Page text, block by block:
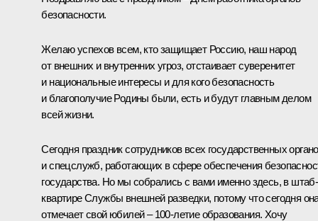
безопасности.
Желаю успехов всем, кто защищает Россию, наш народ
от внешних и внутренних угроз, отстаивает суверенитет
и национальные интересы и для кого безопасность
и благополучие Родины были, есть и будут главным делом
всей жизни.
Сегодня праздник сотрудников всех государственных
и спецслужб, работающих в сфере обеспечения
государства. Но мы собрались с вами именно здесь, в штаб-
квартире Службы внешней разведки, потому что сегодня
отмечает свой юбилей – 100-летие образования. Хочу